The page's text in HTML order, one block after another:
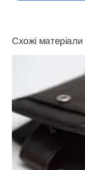
Схожі матеріали